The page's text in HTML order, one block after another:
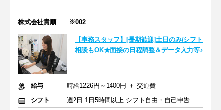
株式会社貴順 ※002
【事務スタッフ】[長期歓迎]土日のみ/シフト
相談もOK★面接の日程調整＆データ入力等♪
給与
時給1226円～1400円 ＋ 交通費
シフト
週2日 1日5時間以上 シフト自由・自己申告